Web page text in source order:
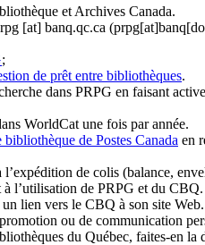
et Archives Canada.
[at] banq.qc.ca
;
de prêt entre bibliothèques.
dans PRPG en faisant
WorldCat une fois par année.
de Postes Canada en
de colis (balance,
l’utilisation de PRPG et du CBQ.
lien vers le CBQ à son site
ou de communication
du Québec, faites-en